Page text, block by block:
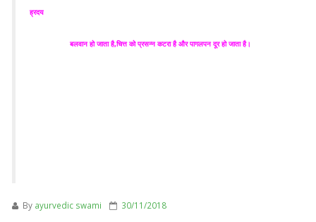
ह्रदय
बलवान हो जाता है,चित्त को प्रसन्न कटरा है और पागलपन दूर हो जाता है।
By ayurvedic swami 30/11/2018